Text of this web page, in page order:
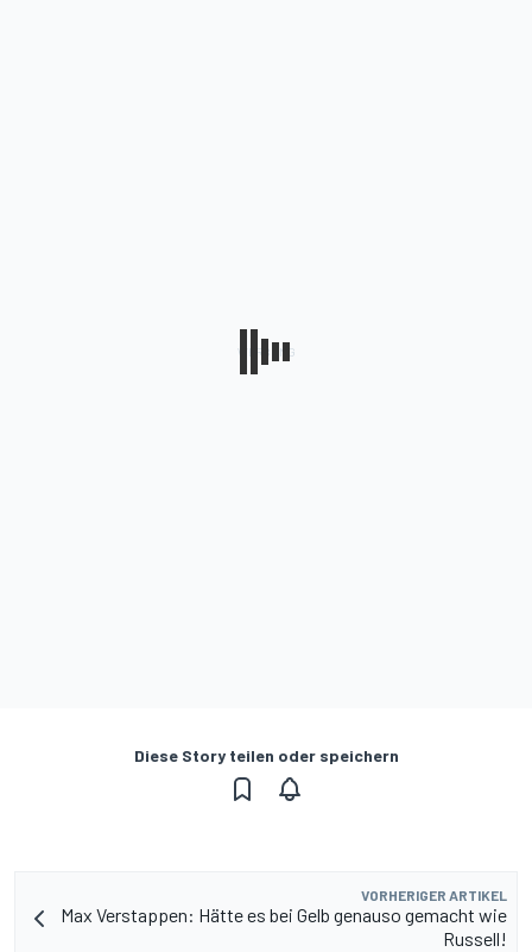
Diese Story teilen oder speichern
VORHERIGER ARTIKEL
Max Verstappen: Hätte es bei Gelb genauso gemacht wie
Russell!